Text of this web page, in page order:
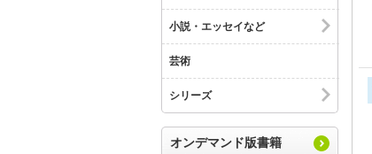
小説・エッセイなど
芸術
シリーズ
オンデマンド版書籍